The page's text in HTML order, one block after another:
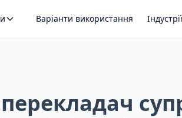
Варіанти використання Індустрії